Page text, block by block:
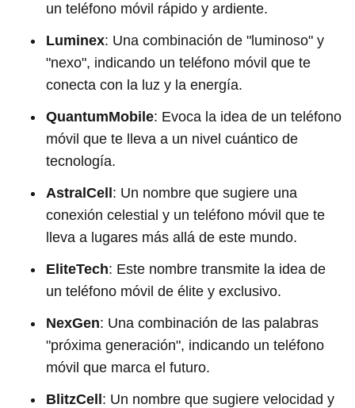
un teléfono móvil rápido y ardiente.
Luminex: Una combinación de "luminoso" y
"nexo", indicando un teléfono móvil que te
conecta con la luz y la energía.
QuantumMobile: Evoca la idea de un teléfono
móvil que te lleva a un nivel cuántico de
tecnología.
AstralCell : Un nombre que sugiere una
conexión celestial y un teléfono móvil que te
lleva a lugares más allá de este mundo.
EliteTech: Este nombre transmite la idea de
un teléfono móvil de élite y exclusivo.
NexGen: Una combinación de las palabras
"próxima generación", indicando un teléfono
móvil que marca el futuro.
BlitzCell : Un nombre que sugiere velocidad y